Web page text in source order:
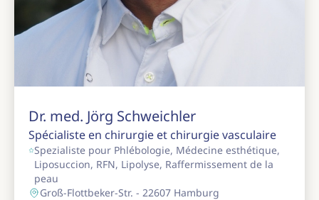
Dr. med. Jörg Schweichler
Spécialiste en chirurgie et chirurgie vasculaire
Spezialiste pour Phlébologie, Médecine esthétique,
Liposuccion, RFN, Lipolyse, Raffermissement de la
peau
Groß-Flottbeker-Str. - 22607 Hamburg